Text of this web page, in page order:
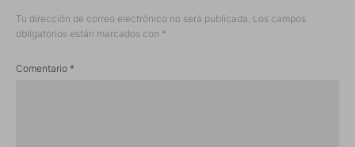
Tu dirección de correo electrónico no será publicada. Los campos
obligatorios están marcados con *
Comentario *